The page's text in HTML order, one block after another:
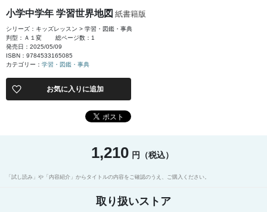
小学中学年 学習世界地図 紙書籍版
シリーズ：キッズレッスン > 学習・図鑑・事典
判型：Ａ１変
総ページ数：1
発売日：2025/05/09
ISBN：9784533165085
カテゴリー： 学習・図鑑・事典
お気に入りに追加
1,210 円（税込）
「試し読み」や「内容紹介」からタイトルの内容をご確認のうえ、ご購入ください。
取り扱いストア